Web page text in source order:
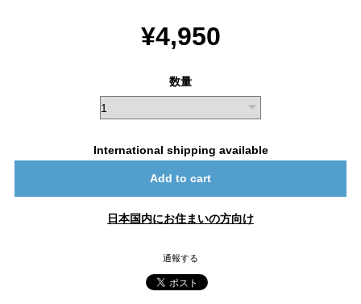
¥4,950
数量
International shipping available
Add to cart
日本国内にお住まいの方向け
通報する